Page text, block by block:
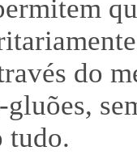
do
tudo.